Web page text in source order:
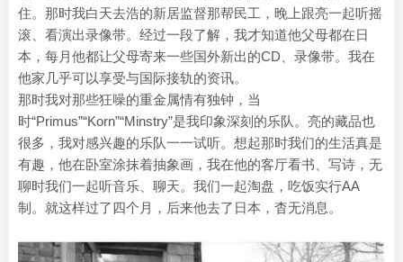
住。那时我白天去浩的新居监督那帮民工，晚上跟亮一起听摇
滚、看演出录像带。经过一段了解，我才知道他父母都在日
本，每月他都让父母寄来一些国外新出的CD、录像带。我在
他家几乎可以享受与国际接轨的资讯。
那时我对那些狂噪的重金属情有独钟，当
时“Primus”“Korn”“Minstry”是我印象深刻的乐队。亮的藏品也
很多，我对感兴趣的乐队一一试听。想起那时我们的生活真是
有趣，他在卧室涂抹着抽象画，我在他的客厅看书、写诗，无
聊时我们一起听音乐、聊天。我们一起淘盘，吃饭实行AA
制。就这样过了四个月，后来他去了日本，杳无消息。